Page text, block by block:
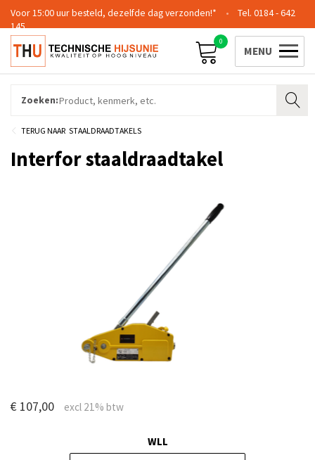
Voor 15:00 uur besteld, dezelfde dag verzonden!*
0184 - 642
145
0
Zoeken:
STAALDRAADTAKELS
Interfor staaldraadtakel
€ 107,00
WLL